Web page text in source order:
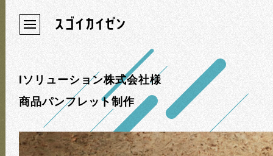
Iソリューション株式会社様
商品パンフレット制作